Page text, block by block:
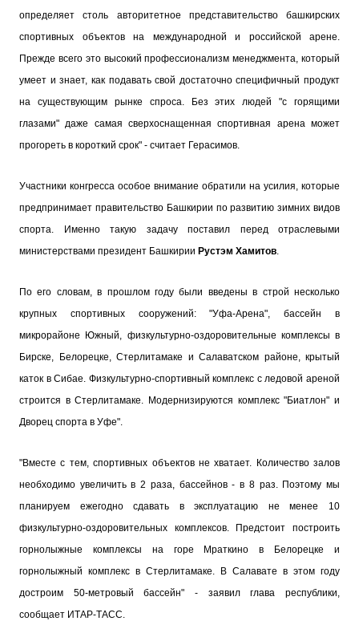
определяет столь авторитетное представительство башкирских
спортивных объектов на международной и российской арене.
Прежде всего это высокий профессионализм менеджмента, который
умеет и знает, как подавать свой достаточно специфичный продукт
на существующим рынке спроса. Без этих людей "с горящими
глазами" даже самая сверхоснащенная спортивная арена может
прогореть в короткий срок" - считает Герасимов.
Участники конгресса особое внимание обратили на усилия, которые
предпринимает правительство Башкирии по развитию зимних видов
спорта. Именно такую задачу поставил перед отраслевыми
министерствами президент Башкирии Рустэм Хамитов.
По его словам, в прошлом году были введены в строй несколько
крупных спортивных сооружений: "Уфа-Арена", бассейн в
микрорайоне Южный, физкультурно-оздоровительные комплексы в
Бирске, Белорецке, Стерлитамаке и Салаватском районе, крытый
каток в Сибае. Физкультурно-спортивный комплекс с ледовой ареной
строится в Стерлитамаке. Модернизируются комплекс "Биатлон" и
Дворец спорта в Уфе".
"Вместе с тем, спортивных объектов не хватает. Количество залов
необходимо увеличить в 2 раза, бассейнов - в 8 раз. Поэтому мы
планируем ежегодно сдавать в эксплуатацию не менее 10
физкультурно-оздоровительных комплексов. Предстоит построить
горнолыжные комплексы на горе Мраткино в Белорецке и
горнолыжный комплекс в Стерлитамаке. В Салавате в этом году
достроим 50-метровый бассейн" - заявил глава республики,
сообщает ИТАР-ТАСС.